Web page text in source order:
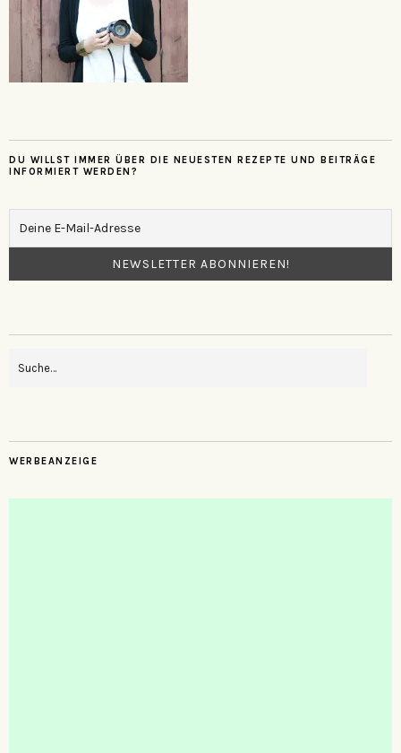
DU WILLST IMMER ÜBER DIE NEUESTEN REZEPTE UND BEITRÄGE
INFORMIERT WERDEN?
WERBEANZEIGE